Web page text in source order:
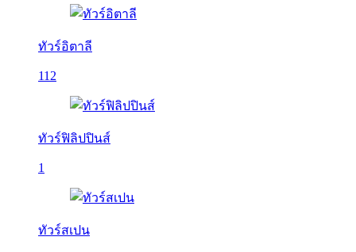
ทัวร์อิตาลี
112
ทัวร์ฟิลิปปินส์
1
ทัวร์สเปน